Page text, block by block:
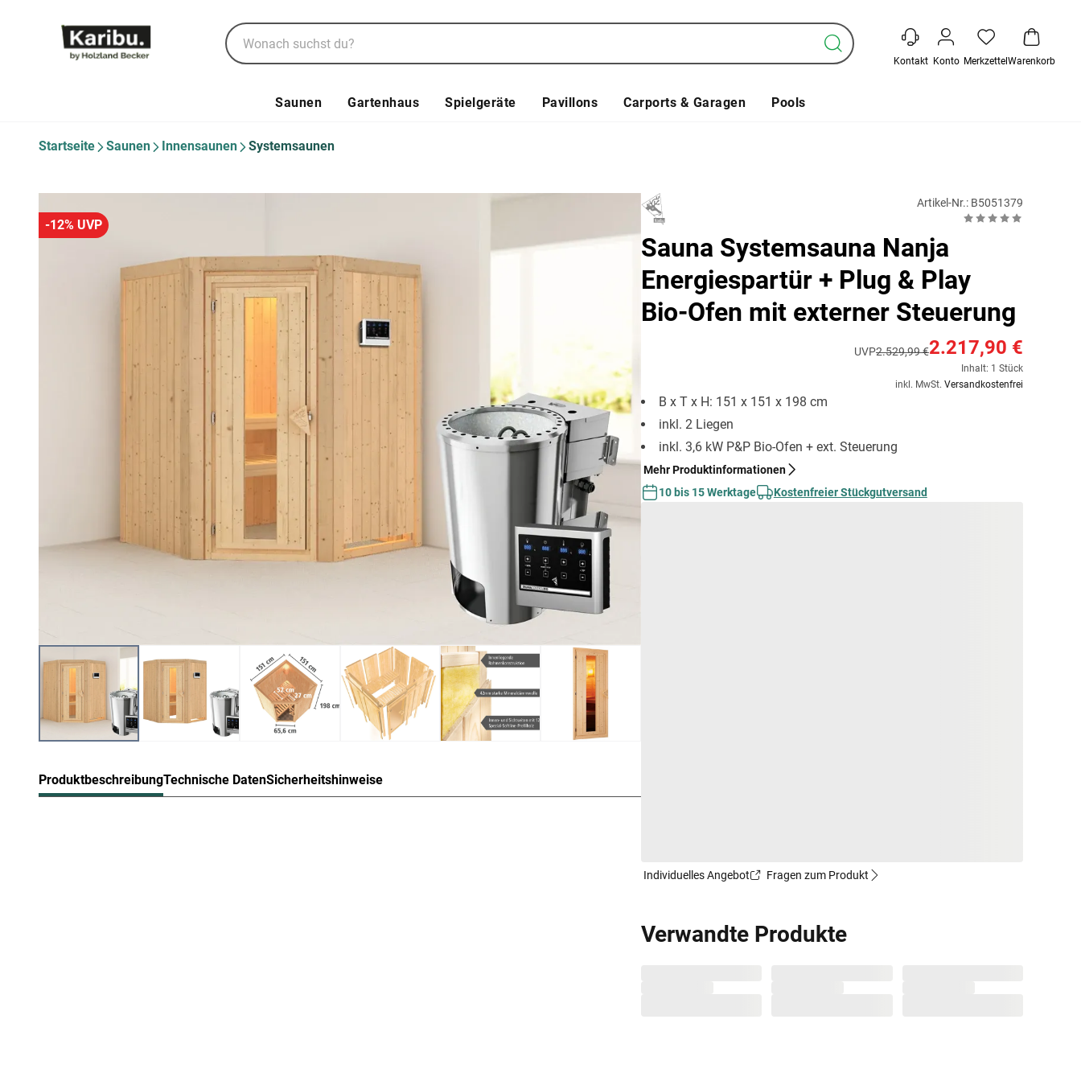
Kontakt Konto Merkzettel Warenkorb
Saunen Gartenhaus Spielgeräte Pavillons Carports & Garagen Pools
Startseite Saunen Innensaunen Systemsaunen
-12% UVP
ProduktbeschreibungTechnische DatenSicherheitshinweise
Artikel-Nr.: B5051379
Sauna Systemsauna Nanja
Energiespartür + Plug & Play
Bio-Ofen mit externer Steuerung
UVP2.529,99 €2.217,90 €
Inhalt: 1 Stück
inkl. MwSt. Versandkostenfrei
B x T x H: 151 x 151 x 198 cm
inkl. 2 Liegen
inkl. 3,6 kW P&P Bio-Ofen + ext. Steuerung
Mehr Produktinformationen
10 bis 15 Werktage
Kostenfreier Stückgutversand
Individuelles Angebot Fragen zum Produkt
Verwandte Produkte